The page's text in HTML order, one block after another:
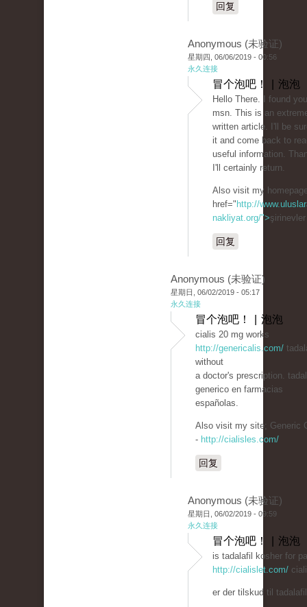
回复
Anonymous (未验证)
星期四, 06/06/2019 - 00:56
永久连接
冒个泡吧！ | 泡泡
Hello There. I found
msn. This is an
written article. I'll be
it and come back to
useful information.
I'll certainly return.
Also visit my
href=" http://
nakliyat.org/">
回复
Anonymous (未验证)
星期日, 06/02/2019 - 05:17
永久连接
冒个泡吧！ | 泡泡
cialis 20 mg works
http://genericalis.com/
without
a doctor's prescription.
generico en farmacias
españolas.
Also visit my site; Generic
- http://cialisles.com/
回复
Anonymous (未验证)
星期日, 06/02/2019 - 09:59
永久连接
冒个泡吧！ | 泡泡
is tadalafil kosher for
http://cialislet.com/
er der tilskud til